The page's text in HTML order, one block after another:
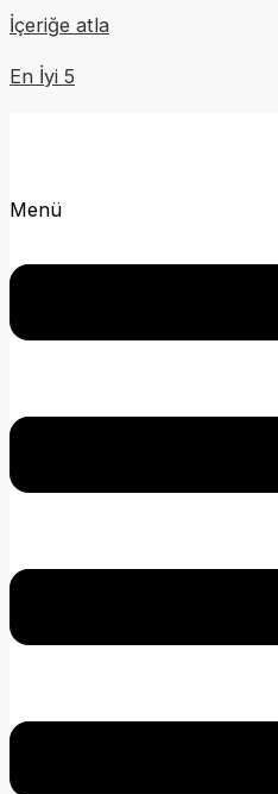
İçeriğe atla
En İyi 5
Menü